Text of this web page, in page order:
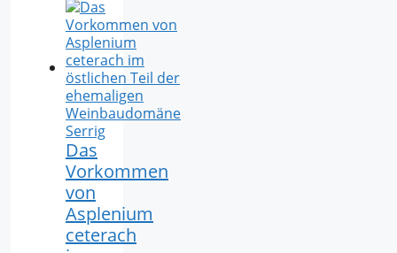
Das
Vorkommen
von
Asplenium
ceterach